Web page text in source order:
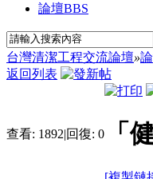
論壇BBS
台灣清潔工程交流論壇»
返回列表
查看: 1892|回復: 0 「